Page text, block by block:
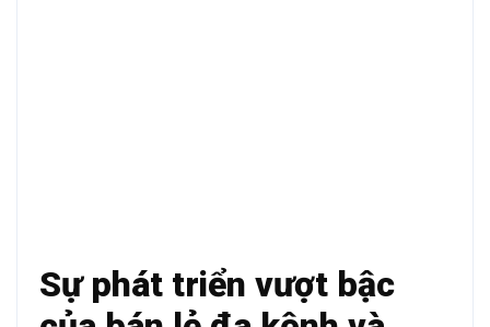
Sự phát triển vượt bậc